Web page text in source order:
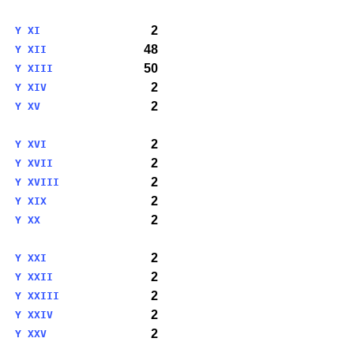
Y XI 2
Y XII 48
Y XIII 50
Y XIV 2
Y XV 2
Y XVI 2
Y XVII 2
Y XVIII 2
Y XIX 2
Y XX 2
Y XXI 2
Y XXII 2
Y XXIII 2
Y XXIV 2
Y XXV 2